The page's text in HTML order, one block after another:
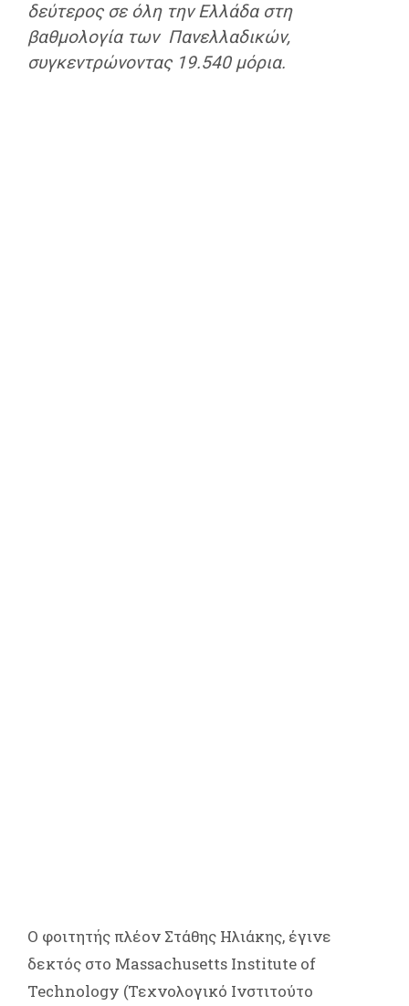
δεύτερος σε όλη την Ελλάδα στη
βαθμολογία των Πανελλαδικών,
συγκεντρώνοντας 19.540 μόρια.
Ο φοιτητής πλέον Στάθης Ηλιάκης, έγινε
δεκτός στο Massachusetts Institute of
Technology (Τεχνολογικό Ινστιτούτο